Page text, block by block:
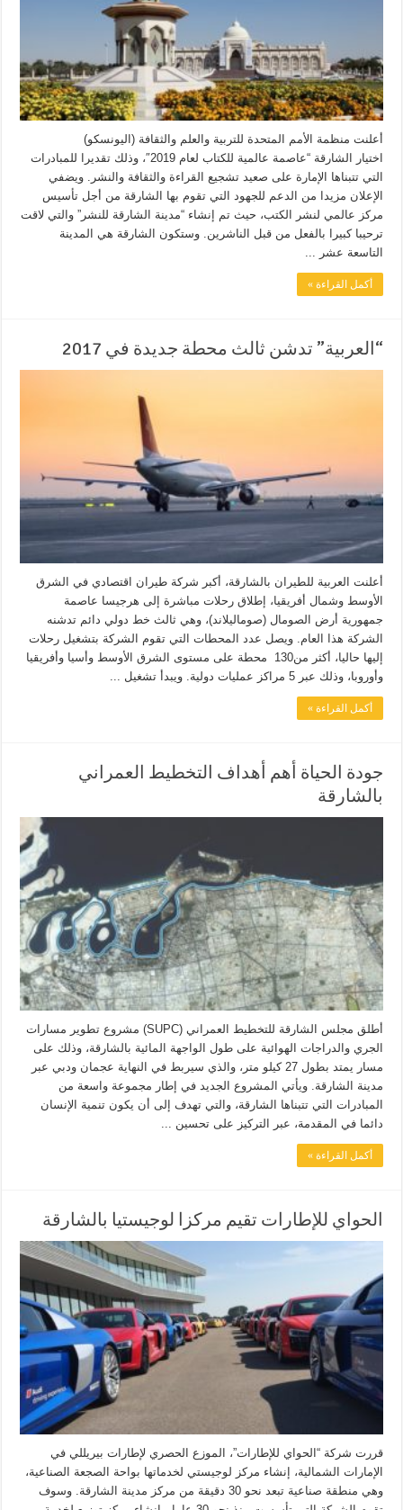
أعلنت منظمة الأمم المتحدة للتربية والعلم والثقافة (اليونسكو)
اختيار الشارقة “عاصمة عالمية للكتاب لعام 2019″، وذلك تقديرا للمبادرات
التي تتبناها الإمارة على صعيد تشجيع القراءة والثقافة والنشر. ويضفي
الإعلان مزيدا من الدعم للجهود التي تقوم بها الشارقة من أجل تأسيس
مركز عالمي لنشر الكتب، حيث تم إنشاء “مدينة الشارقة للنشر” والتي لاقت
ترحيبا كبيرا بالفعل من قبل الناشرين. وستكون الشارقة هي المدينة
التاسعة عشر ...
أكمل القراءة »
“العربية” تدشن ثالث محطة جديدة في 2017
أعلنت العربية للطيران بالشارقة، أكبر شركة طيران اقتصادي في الشرق
الأوسط وشمال أفريقيا، إطلاق رحلات مباشرة إلى هرجيسا عاصمة
جمهورية أرض الصومال (صوماليلاند)، وهي ثالث خط دولي دائم تدشنه
الشركة هذا العام. ويصل عدد المحطات التي تقوم الشركة بتشغيل رحلات
إليها حاليا، أكثر من130 محطة على مستوى الشرق الأوسط وأسيا وأفريقيا
وأوروبا، وذلك عبر 5 مراكز عمليات دولية. ويبدأ تشغيل ...
أكمل القراءة »
جودة الحياة أهم أهداف التخطيط العمراني
بالشارقة
أطلق مجلس الشارقة للتخطيط العمراني (SUPC) مشروع تطوير مسارات
الجري والدراجات الهوائية على طول الواجهة المائية بالشارقة، وذلك على
مسار يمتد بطول 27 كيلو متر، والذي سيربط في النهاية عجمان ودبي عبر
مدينة الشارقة. ويأتي المشروع الجديد في إطار مجموعة واسعة من
المبادرات التي تتبناها الشارقة، والتي تهدف إلى أن يكون تنمية الإنسان
دائما في المقدمة، عبر التركيز على تحسين ...
أكمل القراءة »
الحواي للإطارات تقيم مركزا لوجيستيا بالشارقة
قررت شركة “الحواي للإطارات”، الموزع الحصري لإطارات بيريللي في
الإمارات الشمالية، إنشاء مركز لوجيستي لخدماتها بواحة الصجعة الصناعية،
وهي منطقة صناعية تبعد نحو 30 دقيقة من مركز مدينة الشارقة. وسوف